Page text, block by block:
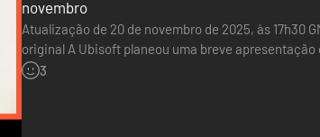
novembro
Atualização de 20 de novembro de 2025, às 17h30
original A Ubisoft planeou uma breve
adicional, chamado From the Ashes, será lançado a
3